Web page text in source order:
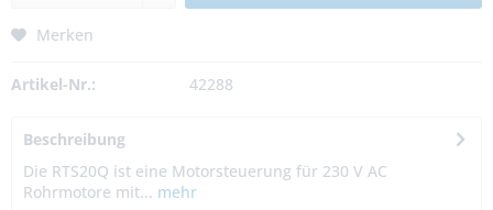
Merken
Artikel-Nr.: 42288
Beschreibung
Die RTS20Q ist eine Motorsteuerung für 230 V AC
Rohrmotore mit... mehr